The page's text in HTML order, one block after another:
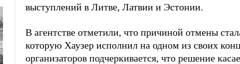
выступлений в Литве, Латвии и Эстонии.
В агентстве отметили, что причиной отмены
которую Хаузер исполнил на одном из своих
организаторов подчеркивается, что решение